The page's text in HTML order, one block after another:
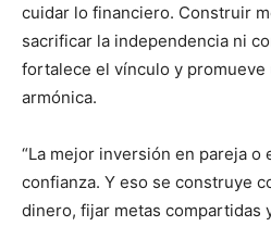
cuidar lo financiero. Construir
sacrificar la independencia ni
fortalece el vínculo y promueve
armónica.
“La mejor inversión en pareja o
confianza. Y eso se construye
dinero, fijar metas compartidas